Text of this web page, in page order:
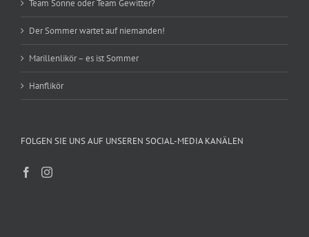
Team Sonne oder Team Gewitter?
Der Sommer wartet auf niemanden!
Marillenlikör – es ist Sommer
Hanflikör
FOLGEN SIE UNS AUF UNSEREN SOCIAL-MEDIA KANÄLEN